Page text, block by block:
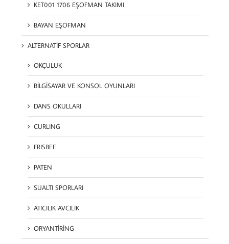
KET001 1706 EŞOFMAN TAKIMI
BAYAN EŞOFMAN
ALTERNATİF SPORLAR
OKÇULUK
BİLGİSAYAR VE KONSOL OYUNLARI
DANS OKULLARI
CURLING
FRISBEE
PATEN
SUALTI SPORLARI
ATICILIK AVCILIK
ORYANTİRİNG